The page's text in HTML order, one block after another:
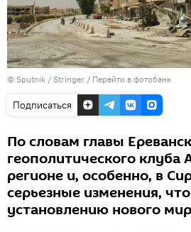
© Sputnik / Stringer / Перейти в фотобанк
Подписаться
По словам главы
геополитического
регионе и, особенно, в
серьезные изменения,
установлению нового